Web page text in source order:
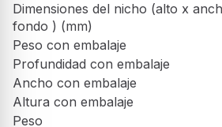
Zona izquierda frontal
1 kW
Número de fuegos de
gas
Zona central
5kW
Zona posterior
izquierda